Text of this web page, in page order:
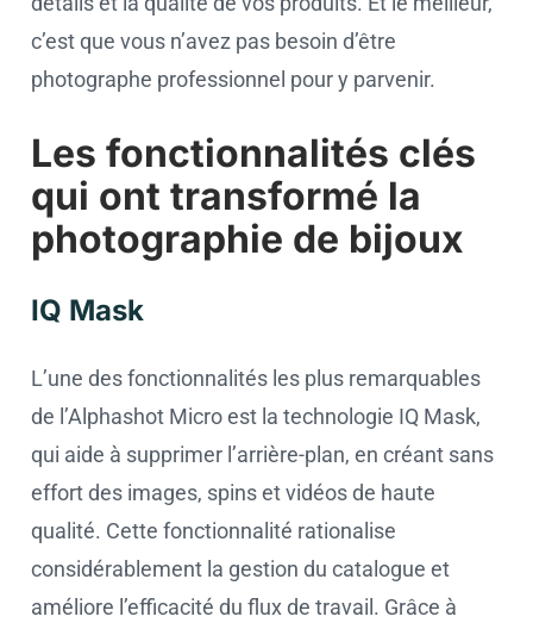
c’est que vous n’avez pas besoin d’être
photographe professionnel pour y parvenir.
Les fonctionnalités clés
qui ont transformé la
photographie de bijoux
IQ Mask
L’une des fonctionnalités les plus remarquables
de l’Alphashot Micro est la technologie IQ Mask,
qui aide à supprimer l’arrière-plan, en créant sans
effort des images, spins et vidéos de haute
qualité. Cette fonctionnalité rationalise
considérablement la gestion du catalogue et
améliore l’efficacité du flux de travail. Grâce à